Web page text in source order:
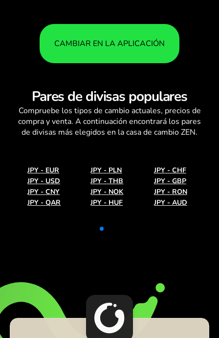
CAMBIAR EN LA APLICACIÓN
Pares de divisas populares
Compruebe los tipos de cambioactuales, precios de
compra y venta. A continuación encontrará los pares
de divisas más elegidos en la casa de cambio ZEN.
JPY - EUR JPY - PLN JPY - CHF
JPY - USD JPY - THB JPY - GBP
JPY - CNY JPY - NOK JPY - RON
JPY - QAR JPY - HUF JPY - AUD